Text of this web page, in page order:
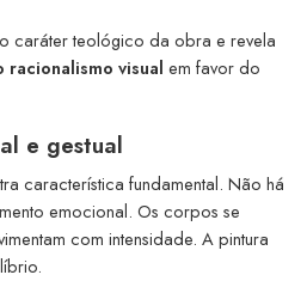
caráter teológico da obra e revela
racionalismo visual em favor do
e gestual
característica fundamental. Não há
emocional. Os corpos se
com intensidade. A pintura